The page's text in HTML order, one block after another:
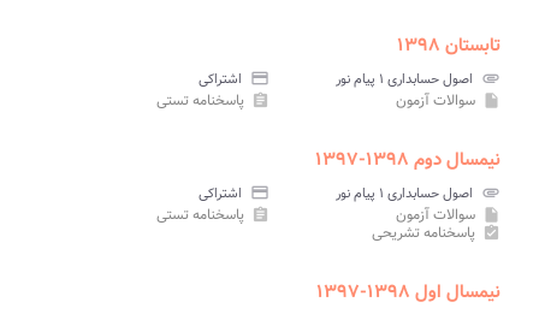
تابستان ۱۳۹۸
attachment اصول حسابداری ۱ پیام نور credit_card اشتراکی
insert_drive_file سوالات آزمون assignment پاسخنامه تستی
نیمسال دوم ۱۳۹۸-۱۳۹۷
attachment اصول حسابداری ۱ پیام نور credit_card اشتراکی
insert_drive_file سوالات آزمون assignment پاسخنامه تستی
assignment_turned_in پاسخنامه تشریحی
نیمسال اول ۱۳۹۸-۱۳۹۷